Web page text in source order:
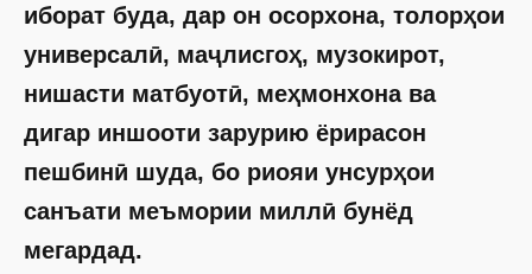
иборат буда, дар он осорхона, толорҳои
универсалӣ, маҷлисгоҳ, музокирот,
нишасти матбуотӣ, меҳмонхона ва
дигар иншооти зарурию ёрирасон
пешбинӣ шуда, бо риояи унсурҳои
санъати меъмории миллӣ бунёд
мегардад.